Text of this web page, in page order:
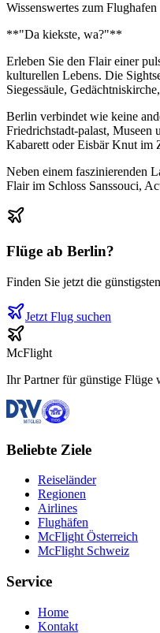
Wissenswertes zum Flughafen
**"Da kiekste, wa?"**
Erleben Sie den Flair einer
kulturellen Lebens. Die
Siegessäule,
Berlin verbindet wie keine
Friedrichstadt-palast, Museen
Kabarett oder Eisbär Knut im
Neben einem faszinierenden
Flair im Schloss Sanssouci,
Flüge ab Berlin?
Finden Sie jetzt die
Jetzt Flug suchen
McFlight
Ihr Partner für günstige Flüge
Beliebte Ziele
Reiseländer
Regionen
Airlines
Flughäfen
McFlight Österreich
McFlight Schweiz
Service
Home
Kontakt